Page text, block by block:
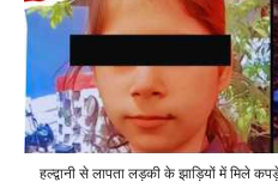
हल्द्वानी से लापता लड़की के झाड़ियों में